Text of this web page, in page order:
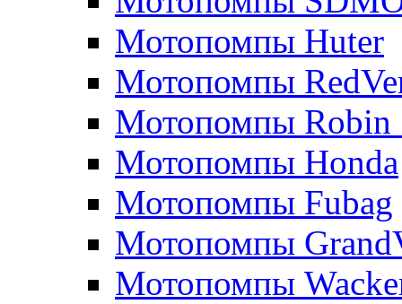
Мотопомпы Huter
Мотопомпы
Мотопомпы Robin
Мотопомпы Honda
Мотопомпы Fubag
Мотопомпы
Мотопомпы